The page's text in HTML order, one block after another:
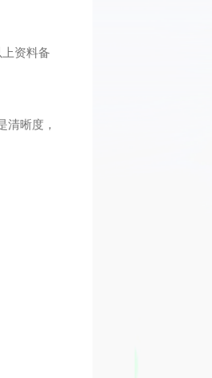
资料备
晰度，